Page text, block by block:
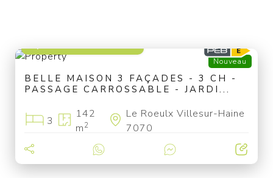
Nouveau
BELLE MAISON 3 FAÇADES - 3 CH -
PASSAGE CARROSSABLE - JARDI...
3
142
m2
Le Roeulx Villesur-Haine
7070